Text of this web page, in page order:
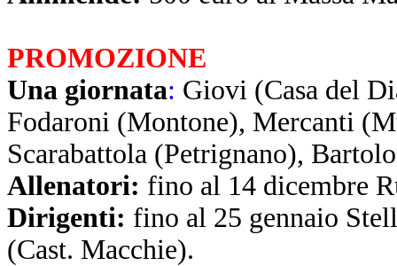
PROMOZIONE
Una giornata: Giovi (Casa del
Fodaroni (Montone), Mercanti
Scarabattola (Petrignano),
Allenatori: fino al 14 dicembre
Dirigenti: fino al 25 gennaio
(Cast. Macchie).